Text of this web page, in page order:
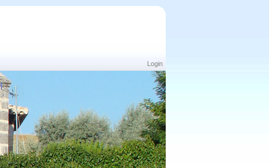
Login